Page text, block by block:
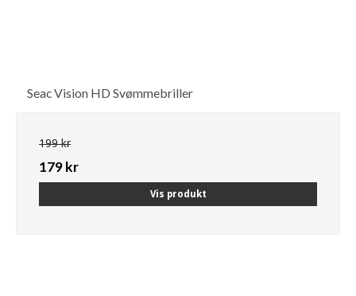
Seac Vision HD Svømmebriller
199 kr
179 kr
Vis produkt